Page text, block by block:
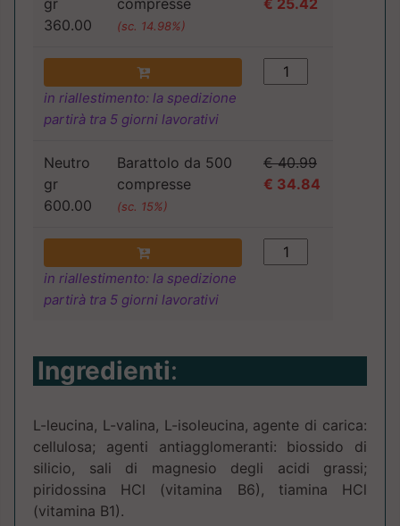
gr
360.00
compresse
(sc. 14.98%)
€ 25.42
in riallestimento: la spedizione
partirà tra 5 giorni lavorativi
Neutro
gr
600.00
Barattolo da 500
compresse
(sc. 15%)
€ 40.99
€ 34.84
in riallestimento: la spedizione
partirà tra 5 giorni lavorativi
Ingredienti:
L-leucina, L-valina, L-isoleucina, agente di carica:
cellulosa; agenti antiagglomeranti: biossido di
silicio, sali di magnesio degli acidi grassi;
piridossina HCl (vitamina B6), tiamina HCl
(vitamina B1).